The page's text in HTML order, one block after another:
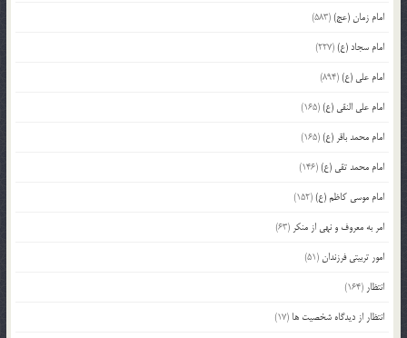
امام زمان (عج)(583)
امام سجاد (ع)(227)
امام علی (ع)(894)
امام علی النقی (ع)(165)
امام محمد باقر (ع)(165)
امام محمد تقی (ع)(146)
امام موسی کاظم (ع)(152)
امر به معروف و نهی از منکر (63)
امور تربیتی فرزندان(51)
انتظار (164)
انتظار از دیدگاه شخصیت ها (17)